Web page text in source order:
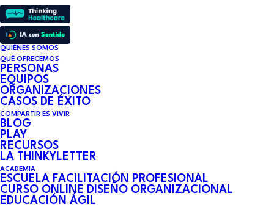
QUIÉNES SOMOS
QUÉ OFRECEMOS
PERSONAS
EQUIPOS
ORGANIZACIONES
CASOS DE ÉXITO
COMPARTIR ES VIVIR
BLOG
PLAY
RECURSOS
LA THINKYLETTER
ACADEMIA
ESCUELA FACILITACIÓN PROFESIONAL
CURSO ONLINE DISEÑO ORGANIZACIONAL
EDUCACIÓN ÁGIL